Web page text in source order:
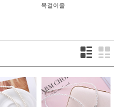
목걸이줄